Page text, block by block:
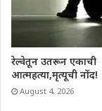
रेल्वेतून उतरून एकाची
आत्महत्या,मृत्यूची नोंद!
August 4, 2026